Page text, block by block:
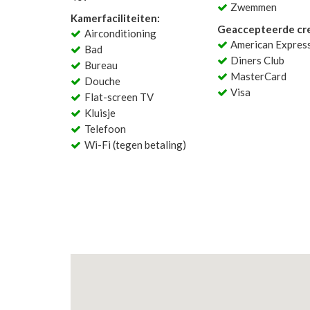
Kamerfaciliteiten:
Airconditioning
Bad
Bureau
Douche
Flat-screen TV
Kluisje
Telefoon
Wi-Fi (tegen betaling)
Zwemmen
Geaccepteerde
American
Diners Club
MasterCard
Visa